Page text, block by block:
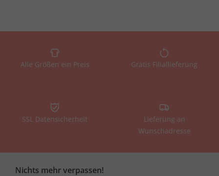
Alle Größen ein Preis Gratis Filiallieferung
SSL Datensicherheit
Lieferung an
Wunschadresse
Nichts mehr verpassen!